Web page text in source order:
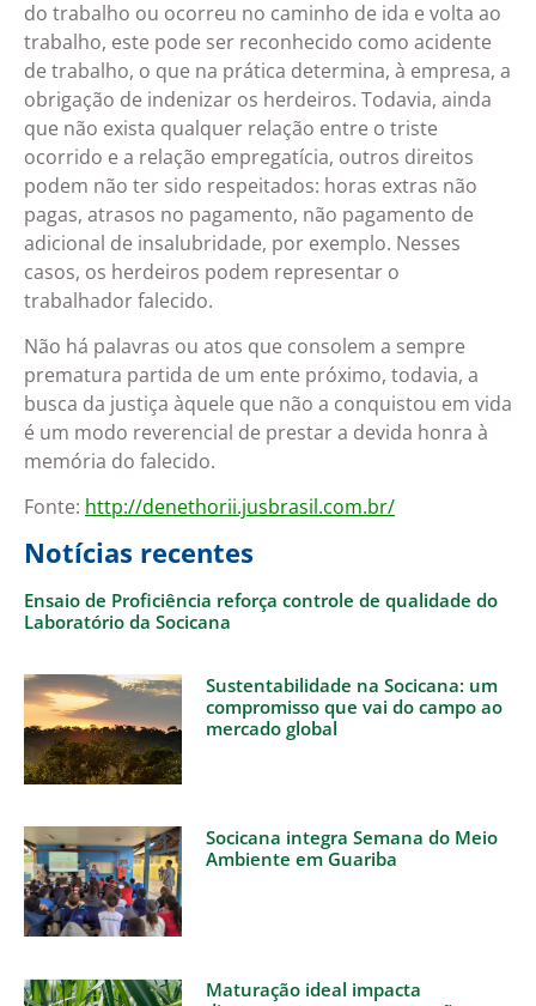
do trabalho ou ocorreu no caminho de ida e volta ao
trabalho, este pode ser reconhecido como acidente
de trabalho, o que na prática determina, à empresa, a
obrigação de indenizar os herdeiros. Todavia, ainda
que não exista qualquer relação entre o triste
ocorrido e a relação empregatícia, outros direitos
podem não ter sido respeitados: horas extras não
pagas, atrasos no pagamento, não pagamento de
adicional de insalubridade, por exemplo. Nesses
casos, os herdeiros podem representar o
trabalhador falecido.
Não há palavras ou atos que consolem a sempre
prematura partida de um ente próximo, todavia, a
busca da justiça àquele que não a conquistou em vida
é um modo reverencial de prestar a devida honra à
memória do falecido.
Fonte: http://denethorii.jusbrasil.com.br/
Notícias recentes
Ensaio de Proficiência reforça controle de qualidade do
Laboratório da Socicana
Sustentabilidade na Socicana: um
compromisso que vai do campo ao
mercado global
Socicana integra Semana do Meio
Ambiente em Guariba
Maturação ideal impacta